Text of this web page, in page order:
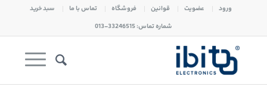
ورود عضویت قوانین فروشگاه تماس با ما
سبد خرید
شماره تماس: 33246515-013